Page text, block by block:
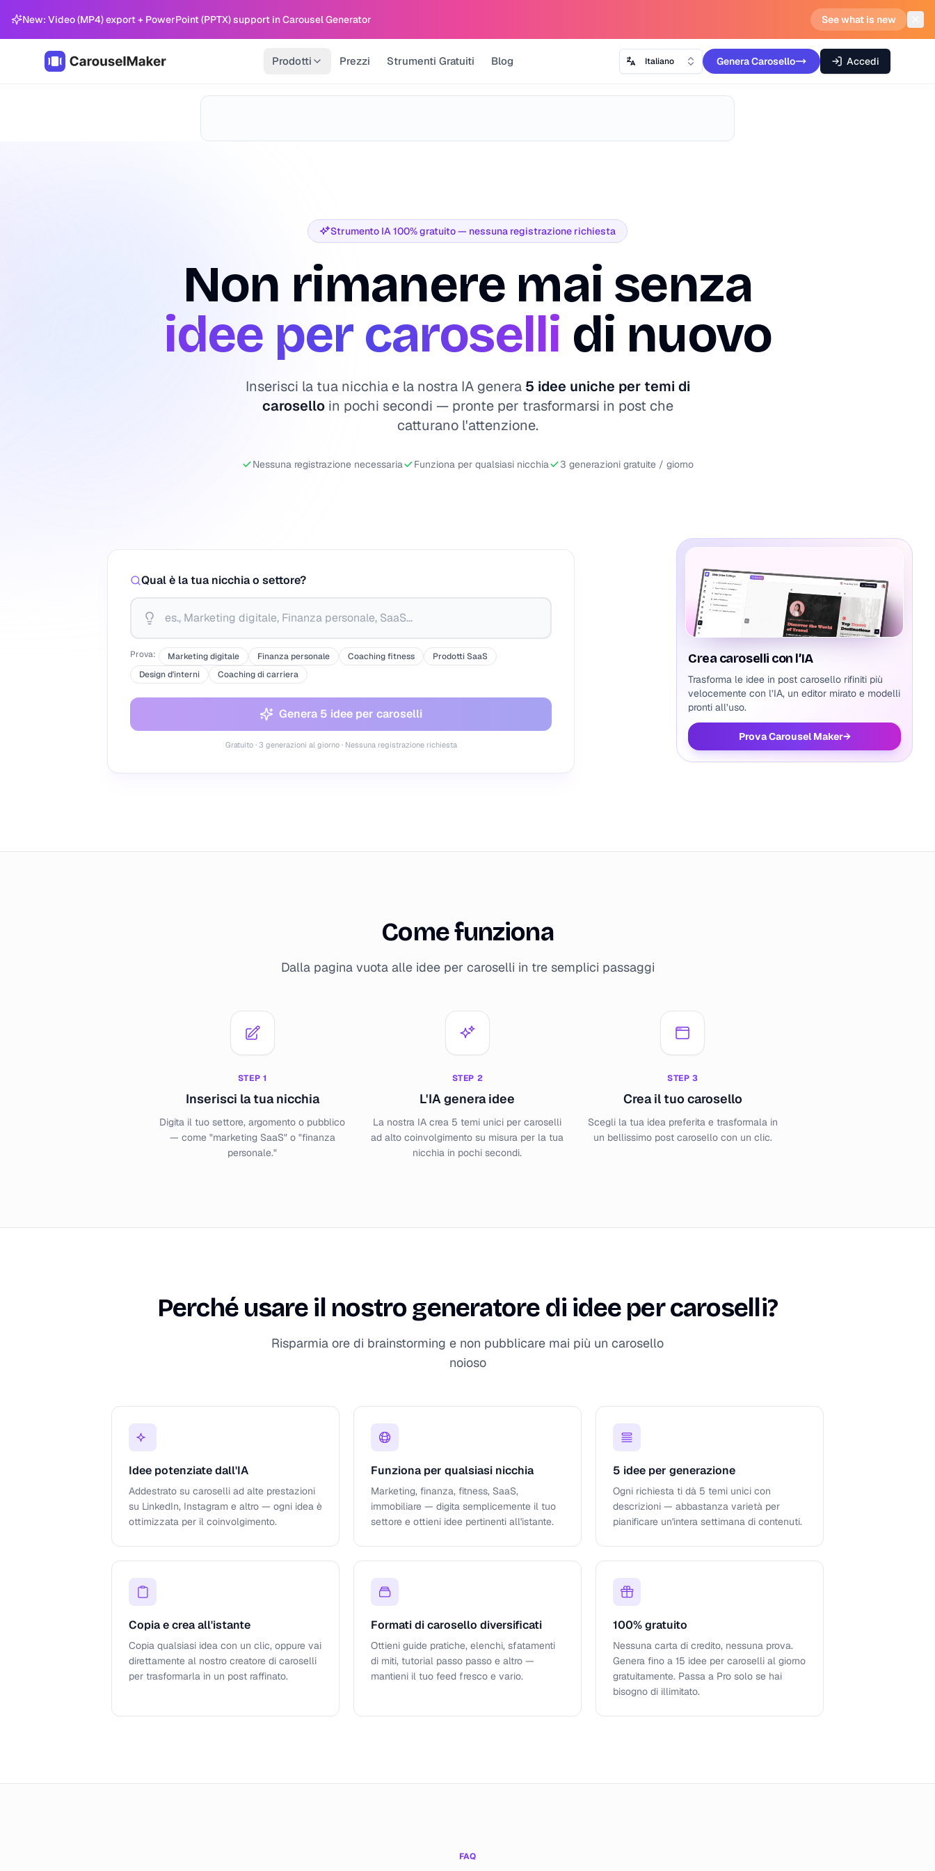
New: Video (MP4) export + PowerPoint (PPTX) support in Carousel Generator See what is new
Prodotti Prezzi Strumenti Gratuiti Blog Italiano GeneraCarosello Accedi
Strumento IA 100% gratuito — nessuna registrazione richiesta
Non rimanere mai senza
idee per caroselli di nuovo
Inserisci la tua nicchia e la nostra IA genera 5 idee uniche per temi di
carosello in pochi secondi — pronte per trasformarsi in post che
catturano l'attenzione.
Nessuna registrazione necessaria Funziona per qualsiasi nicchia 3 generazioni gratuite / giorno
Qual è la tua nicchia o settore?
Prova: Marketing digitale Finanza personale Coaching fitness
Prodotti SaaS
Design d'interni
Coaching di carriera
Genera 5 idee per caroselli
Gratuito · 3 generazioni al giorno · Nessuna registrazione richiesta
Crea caroselli con l’IA
Trasforma le idee in post carosello rifiniti più
velocemente con l’IA, un editor mirato e modelli
pronti all’uso.
Prova Carousel Maker→
Come funziona
Dalla pagina vuota alle idee per caroselli in tre semplici passaggi
STEP 1
Inserisci la tua nicchia
Digita il tuo settore, argomento o pubblico
— come "marketing SaaS" o "finanza
personale."
STEP 2
L'IA genera idee
La nostra IA crea 5 temi unici per caroselli
ad alto coinvolgimento su misura per la tua
nicchia in pochi secondi.
STEP3
Crea il tuo carosello
Scegli la tua idea preferita e trasformala in
un bellissimo post carosello con un clic.
Perché usare il nostro generatore di idee per caroselli?
Risparmia ore di brainstorming e non pubblicare mai più un carosello
noioso
Idee potenziate dall'IA
Addestrato su caroselli ad alte prestazioni
su LinkedIn, Instagram e altro — ogni idea è
ottimizzata per il coinvolgimento.
Funziona per qualsiasi nicchia
Marketing, finanza, fitness, SaaS,
immobiliare — digita semplicemente il tuo
settore e ottieni idee pertinenti all'istante.
5 idee per generazione
Ogni richiesta ti dà 5 temi unici con
descrizioni — abbastanza varietà per
pianificare un'intera settimana di contenuti.
Copia e crea all'istante
Copia qualsiasi idea con un clic, oppure vai
direttamente al nostro creatore di caroselli
per trasformarla in un post raffinato.
Formati di carosello diversificati
Ottieni guide pratiche, elenchi, sfatamenti
di miti, tutorial passo passo e altro —
mantieni il tuo feed fresco e vario.
100% gratuito
Nessuna carta di credito, nessuna prova.
Genera fino a 15 idee per caroselli al giorno
gratuitamente. Passa a Pro solo se hai
bisogno di illimitato.
FAQ